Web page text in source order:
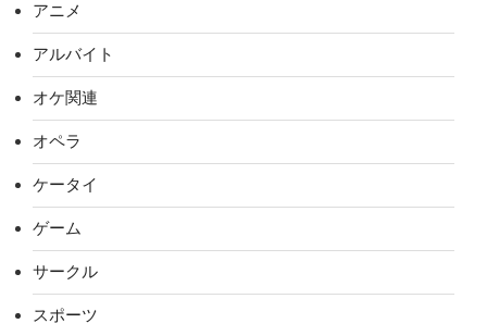
アニメ
アルバイト
オケ関連
オペラ
ケータイ
ゲーム
サークル
スポーツ